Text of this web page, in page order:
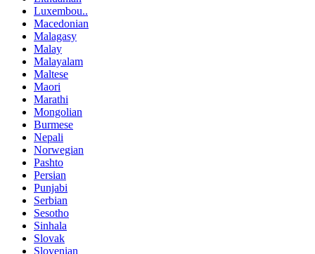
Luxembou..
Macedonian
Malagasy
Malay
Malayalam
Maltese
Maori
Marathi
Mongolian
Burmese
Nepali
Norwegian
Pashto
Persian
Punjabi
Serbian
Sesotho
Sinhala
Slovak
Slovenian